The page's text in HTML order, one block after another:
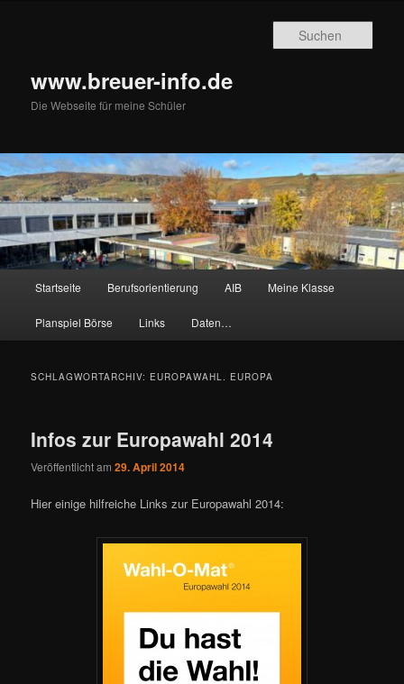
www.breuer-info.de
Die Webseite für meine Schüler
Startseite Berufsorientierung AIB Meine Klasse
Planspiel Börse Links Daten…
SCHLAGWORTARCHIV: EUROPAWAHL. EUROPA
Infos zur Europawahl 2014
Veröffentlicht am29. April 2014
Hier einige hilfreiche Links zur Europawahl 2014: